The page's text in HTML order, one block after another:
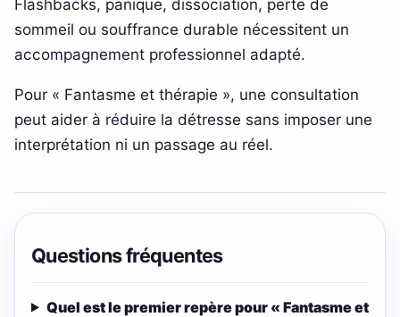
Flashbacks, panique, dissociation, perte de
sommeil ou souffrance durable nécessitent un
accompagnement professionnel adapté.
Pour « Fantasme et thérapie », une consultation
peut aider à réduire la détresse sans imposer une
interprétation ni un passage au réel.
Questions fréquentes
Quel est le premier repère pour « Fantasme et